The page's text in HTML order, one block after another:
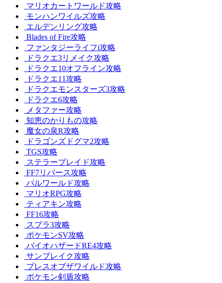
マリオカートワールド攻略
モンハンワイルズ攻略
エルデンリング攻略
Blades of Fire攻略
ファンタジーライフi攻略
ドラクエ3リメイク攻略
ドラクエ10オフライン攻略
ドラクエ11攻略
ドラクエモンスターズ3攻略
ドラクエ6攻略
メタファー攻略
知恵のかりもの攻略
魔女の泉R攻略
ドラゴンズドグマ2攻略
TGS攻略
ステラーブレイド攻略
FF7リバース攻略
パルワールド攻略
マリオRPG攻略
ティアキン攻略
FF16攻略
スプラ3攻略
ポケモンSV攻略
バイオハザードRE4攻略
サンブレイク攻略
ブレスオブザワイルド攻略
ポケモン剣盾攻略